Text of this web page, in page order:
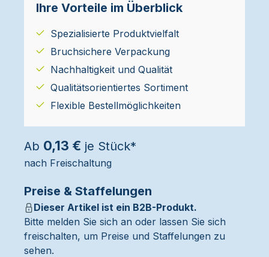
Ihre Vorteile im Überblick
Spezialisierte Produktvielfalt
Bruchsichere Verpackung
Nachhaltigkeit und Qualität
Qualitätsorientiertes Sortiment
Flexible Bestellmöglichkeiten
Ab 0,13 € je Stück*
nach Freischaltung
Preise & Staffelungen
Dieser Artikel ist ein B2B-Produkt.
Bitte melden Sie sich an oder lassen Sie sich
freischalten, um Preise und Staffelungen zu
sehen.